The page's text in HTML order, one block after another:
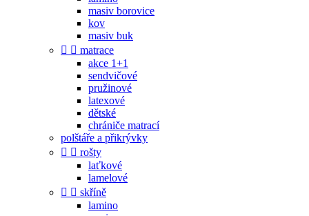
masiv borovice
kov
masiv buk
  matrace
akce 1+1
sendvičové
pružinové
latexové
dětské
chrániče matrací
polštáře a přikrývky
  rošty
laťkové
lamelové
  skříně
lamino